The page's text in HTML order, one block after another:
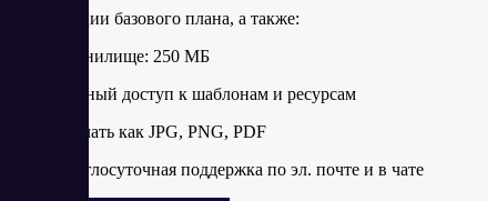
Все функции базового плана, а также:
Хранилище: 250 МБ
Полный доступ к шаблонам и ресурсам
Скачать как JPG, PNG, PDF
Круглосуточная поддержка по эл. почте и в чате